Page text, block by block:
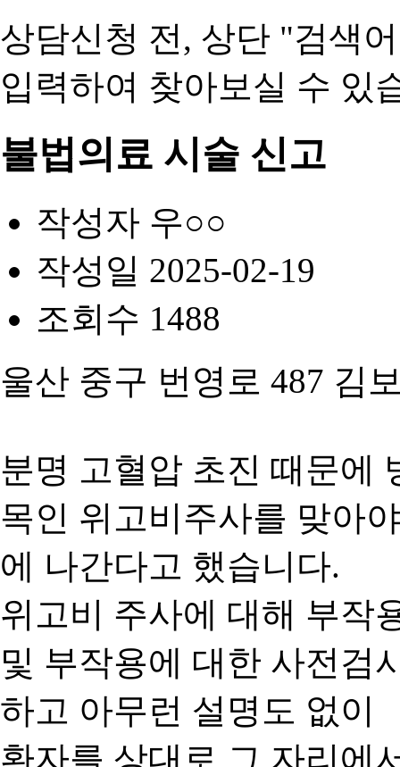
상담신청 전, 상단 "검색
입력하여 찾아보실 수 있
불법의료 시술 신고
작성자 우○○
작성일 2025-02-19
조회수 1488
울산 중구 번영로 487 김
분명 고혈압 초진 때문에
목인 위고비주사를 맞아
에 나간다고 했습니다.
위고비 주사에 대해 부작
및 부작용에 대한 사전검
하고 아무런 설명도 없이
환자를 상대로 그 자리에